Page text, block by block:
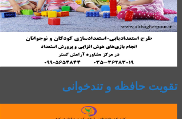
تقویت حافظه و تندخوانی